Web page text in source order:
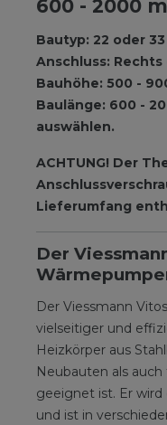
600 - 2000
Bautyp: 22 oder 33
Anschluss:
Bauhöhe: 500 -
Baulänge: 600 -
auswählen.
ACHTUNG! Der
Lieferumfang
Der
Der Viessmann
vielseitiger und
Heizkörper aus
Neubauten als
geeignet ist. Er
und ist in